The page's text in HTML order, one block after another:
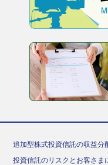
追加型株式投資信託の収益分
投資信託のリスクとお客さま